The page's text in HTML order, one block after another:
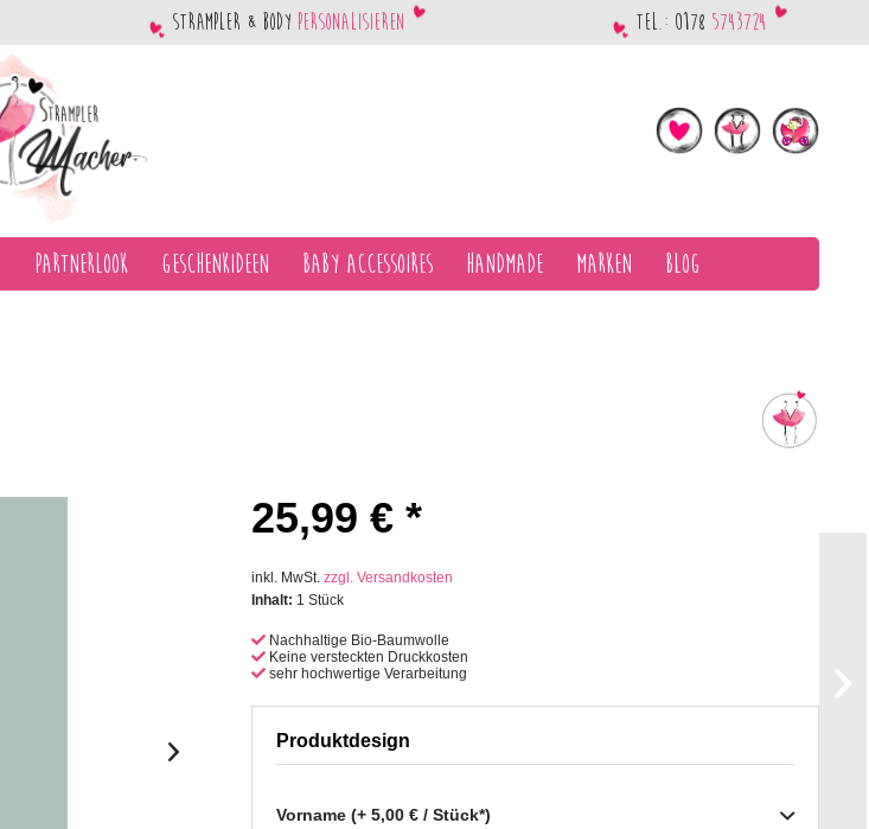
Strampler & Body personalisieren Tel.: 0178 5743724
Partnerlook Geschenkideen Baby Accessoires Handmade Marken Blog
25,99 € *
inkl. MwSt.zzgl. Versandkosten
Inhalt: 1 Stück
Nachhaltige Bio-Baumwolle
Keine versteckten Druckkosten
sehr hochwertige Verarbeitung
Produktdesign
Vorname (+ 5,00 € / Stück*)